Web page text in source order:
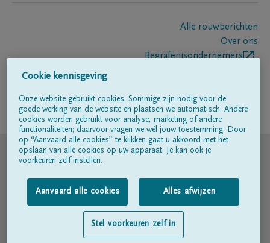
Alle rouwberichten
Over ons
Begrafenisondernemers
Volg ons op
© DELA
Gebruiksvoorwaarden
Privacyverklaring
Toegankelijkheidsverklaring
Cookie kennisgeving
Onze website gebruikt cookies. Sommige zijn nodig voor de
goede werking van de website en plaatsen we automatisch. Andere
cookies worden gebruikt voor analyse, marketing of andere
functionaliteiten; daarvoor vragen we wél jouw toestemming. Door
op “Aanvaard alle cookies” te klikken gaat u akkoord met het
opslaan van alle cookies op uw apparaat. Je kan ook je
voorkeuren zelf instellen.
Aanvaard alle cookies Alles afwijzen
Stel voorkeuren zelf in